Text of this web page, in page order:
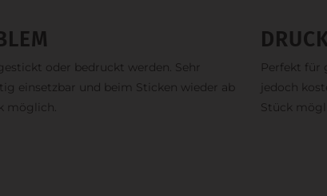
oder bedruckt werden. Sehr
einsetzbar und beim Sticken wieder ab
möglich.
Perfekt für
jedoch
Stück